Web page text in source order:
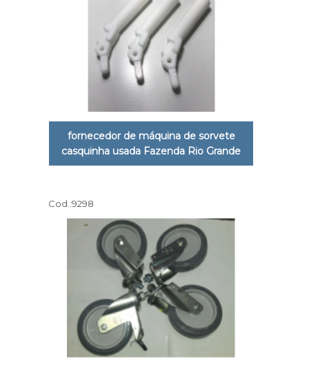
fornecedor de máquina de sorvete
casquinha usada Fazenda Rio Grande
Cod.:9298